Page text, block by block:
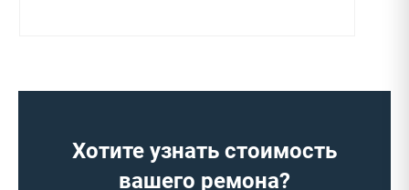
Хотите узнать стоимость
вашего ремона?